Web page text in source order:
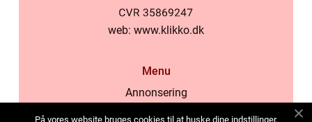
web: www.klikko.dk
Menu
Annonsering
På vores website bruges cookies til at huske dine indstillinger,